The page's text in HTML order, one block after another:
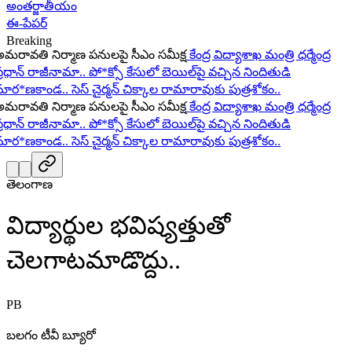
అంతర్జాతీయం
ఈ-పేపర్
Breaking
నిర్మాణ పనులపై సీఎం సమీక్ష కేంద్ర విద్యాశాఖ మంత్రి ధర్మేంద్ర
రాజీనామా.. పో*క్సో కేసులో బెయిల్‌పై వచ్చిన నిందితుడి
సెస్ చైర్మన్ చిక్కాల రామారావుకు పుత్రశోకం..
నిర్మాణ పనులపై సీఎం సమీక్ష కేంద్ర విద్యాశాఖ మంత్రి ధర్మేంద్ర
రాజీనామా.. పో*క్సో కేసులో బెయిల్‌పై వచ్చిన నిందితుడి
సెస్ చైర్మన్ చిక్కాల రామారావుకు పుత్రశోకం..
తెలంగాణ
విద్యార్థుల భవిష్యత్తుతో
చెలగాటమాడొద్దు..
PB
బలగం టీవీ బ్యూరో